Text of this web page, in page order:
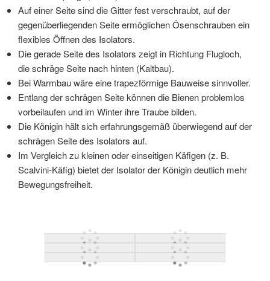
Auf einer Seite sind die Gitter fest verschraubt, auf der
gegenüberliegenden Seite ermöglichen Ösenschrauben ein
flexibles Öffnen des Isolators.
Die gerade Seite des Isolators zeigt in Richtung Flugloch,
die schräge Seite nach hinten (Kaltbau).
Bei Warmbau wäre eine trapezförmige Bauweise sinnvoller.
Entlang der schrägen Seite können die Bienen problemlos
vorbeilaufen und im Winter ihre Traube bilden.
Die Königin hält sich erfahrungsgemäß überwiegend auf der
schrägen Seite des Isolators auf.
Im Vergleich zu kleinen oder einseitigen Käfigen (z. B.
Scalvini-Käfig) bietet der Isolator der Königin deutlich mehr
Bewegungsfreiheit.